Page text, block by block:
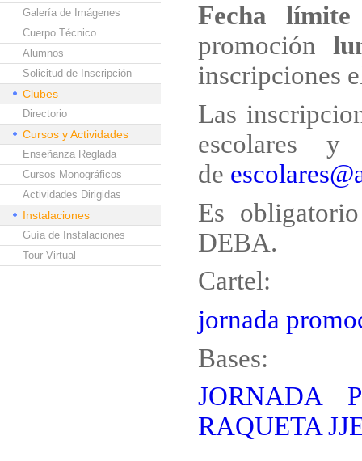
Galería de Imágenes
Cuerpo Técnico
Alumnos
Solicitud de Inscripción
Clubes
Directorio
Cursos y Actividades
Enseñanza Reglada
Cursos Monográficos
Actividades Dirigidas
Instalaciones
Guía de Instalaciones
Tour Virtual
Fecha límite
promoción
inscripciones
Las
escolares
de
Es
DEBA.
Cartel:
jornada
Bases:
JORNADA
RAQUETA